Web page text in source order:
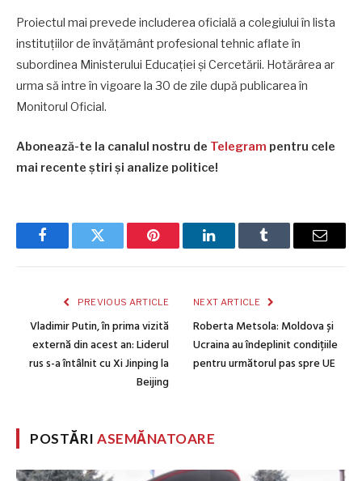
Proiectul mai prevede includerea oficială a colegiului în lista
instituțiilor de învățământ profesional tehnic aflate în
subordinea Ministerului Educației și Cercetării. Hotărârea ar
urma să intre în vigoare la 30 de zile după publicarea în
Monitorul Oficial.
Abonează-te la canalul nostru de Telegram pentru cele
mai recente știri și analize politice!
FacebookTwitter Pinterest LinkedInTumblr Email
PREVIOUS ARTICLE
Vladimir Putin, în prima vizită
externă din acest an: Liderul
rus s-a întâlnit cu Xi Jinping la
Beijing
NEXT ARTICLE
Roberta Metsola: Moldova și
Ucraina au îndeplinit condițiile
pentru următorul pas spre UE
POSTĂRIASEMĂNATOARE